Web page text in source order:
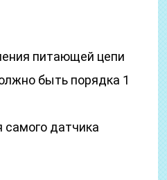
питающей цепи
быть порядка 1
самого датчика